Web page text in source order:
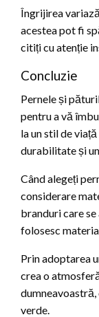
Îngrijirea
acestea pot fi
citiți cu atenție
Concluzie
Pernele și
pentru a vă
la un stil de
durabilitate și
Când alegeți
considerare
branduri care
folosesc
Prin adoptarea
crea o
verde.